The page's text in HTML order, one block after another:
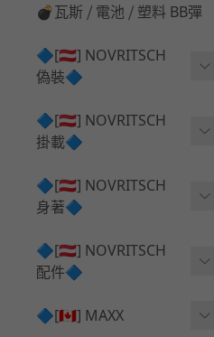
💣瓦斯 ⧸ 電池 ⧸ 塑料 BB彈
🔷[🇦🇹] NOVRITSCH
偽裝🔷
上衣夾克 ⧸ Jacket
兜帽 ⧸ Hood
手持 裝備 ⧸ 偽裝
披肩 ⧸ Shoulder Piece
onie
🔷[🇦🇹] NOVRITSCH
掛載🔷
AR ⧸ DMR 彈匣用
SMG ⧸ SSR90 彈匣用
腰包 ⧸ 萬用包
HPA 氣瓶袋 ⧸ 水袋包
🔷[🇦🇹] NOVRITSCH
身著🔷
闊邊帽 ⧸ Boonie Hat
戰術背心+前掛 ⧸ Plate Car
rier+Flap
🔷[🇦🇹] NOVRITSCH
配件🔷
✅ 快拔槍套 ⧸ 槍背帶
🔷[🇨🇦] MAXX